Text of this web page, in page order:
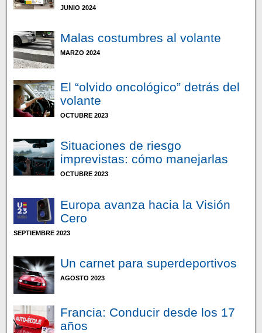
JUNIO 2024
Malas costumbres al volante
MARZO 2024
El “olvido oncológico” detrás del
volante
OCTUBRE 2023
Situaciones de riesgo
imprevistas: cómo manejarlas
OCTUBRE 2023
Europa avanza hacia la Visión
Cero
SEPTIEMBRE 2023
Un carnet para superdeportivos
AGOSTO 2023
Francia: Conducir desde los 17
años